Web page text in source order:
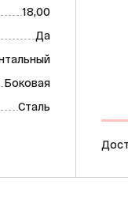
18,00
Да
Боковая
Сталь